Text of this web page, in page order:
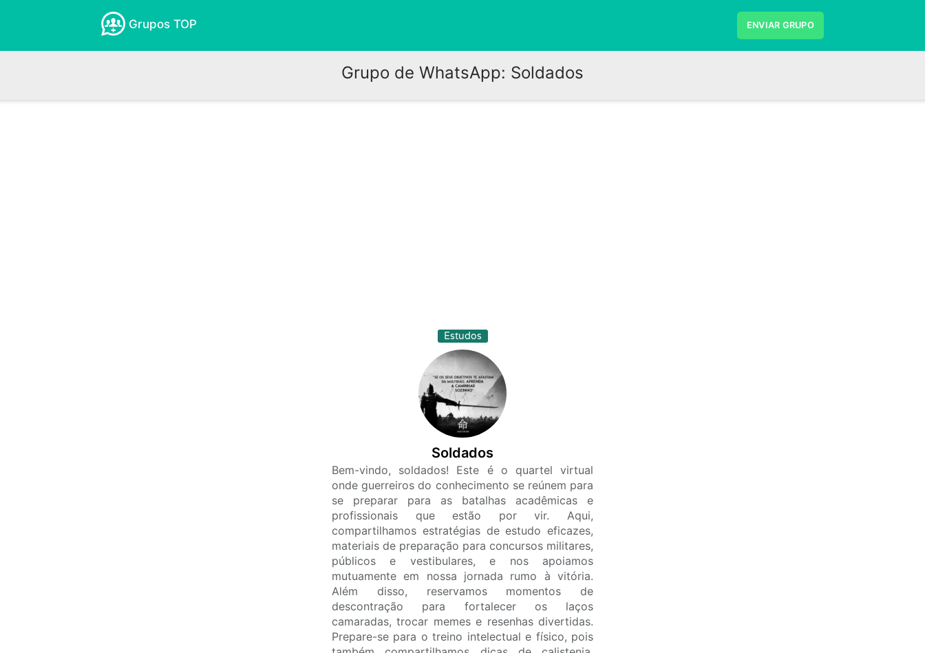
Grupos TOP ENVIAR GRUPO
Grupo de WhatsApp: Soldados
Estudos
Soldados
Bem-vindo, soldados! Este é o quartel virtual
onde guerreiros do conhecimento se reúnem para
se preparar para as batalhas acadêmicas e
profissionais que estão por vir. Aqui,
compartilhamos estratégias de estudo eficazes,
materiais de preparação para concursos militares,
públicos e vestibulares, e nos apoiamos
mutuamente em nossa jornada rumo à vitória.
Além disso, reservamos momentos de
descontração para fortalecer os laços
camaradas, trocar memes e resenhas divertidas.
Prepare-se para o treino intelectual e físico, pois